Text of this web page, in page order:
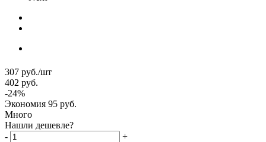
307 руб./шт
402 руб.
-24%
Экономия 95 руб.
Много
Нашли дешевле?
-
+